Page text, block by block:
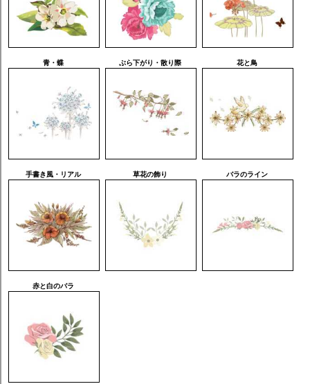
青・蝶 ぶら下がり・散り際 花と鳥
手書き風・リアル 草花の飾り バラのライン
赤と白のバラ